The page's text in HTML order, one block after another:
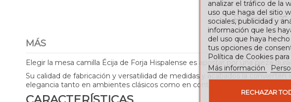
Imprimir
MÁS
Elegir la mesa camilla Écija de Forja Hispalense es apostar por una pieza
Su calidad de fabricación y versatilidad de medidas y acabados la
elegancia tanto en ambientes clásicos como en contextos más
analizar el tráfico de la
uso que haga del sitio
sociales, publicidad y
información que les
del uso que haya
tus opciones de
Política de Cookies
Más información
RECHAZAR